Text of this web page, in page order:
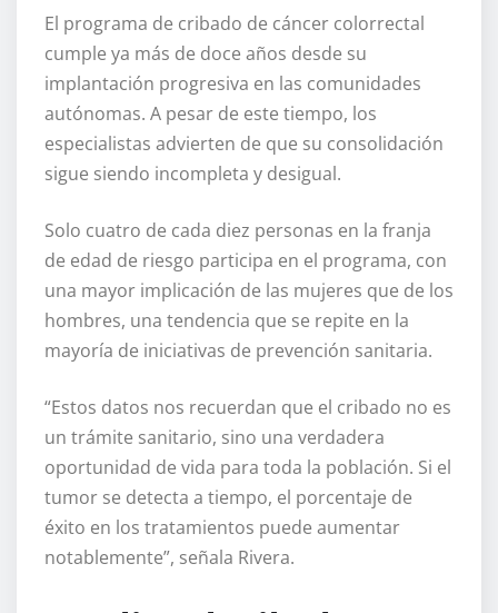
El programa de cribado de cáncer colorrectal
cumple ya más de doce años desde su
implantación progresiva en las comunidades
autónomas. A pesar de este tiempo, los
especialistas advierten de que su consolidación
sigue siendo incompleta y desigual.
Solo cuatro de cada diez personas en la franja
de edad de riesgo participa en el programa, con
una mayor implicación de las mujeres que de los
hombres, una tendencia que se repite en la
mayoría de iniciativas de prevención sanitaria.
“Estos datos nos recuerdan que el cribado no es
un trámite sanitario, sino una verdadera
oportunidad de vida para toda la población. Si el
tumor se detecta a tiempo, el porcentaje de
éxito en los tratamientos puede aumentar
notablemente”, señala Rivera.